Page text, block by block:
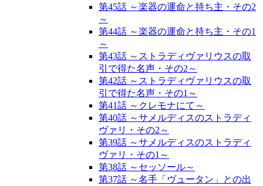
第45話 ～楽器の運命と持ち主・その2
～
第44話 ～楽器の運命と持ち主・その1
～
第43話 ～ストラディヴァリウスの取
引で得た名声・その2～
第42話 ～ストラディヴァリウスの取
引で得た名声・その1～
第41話 ～クレモナにて～
第40話 ～サメルディスのストラディ
ヴァリ・その2～
第39話 ～サメルディスのストラディ
ヴァリ・その1～
第38話 ～セッソール～
第37話 ～名手「ヴュータン」との出